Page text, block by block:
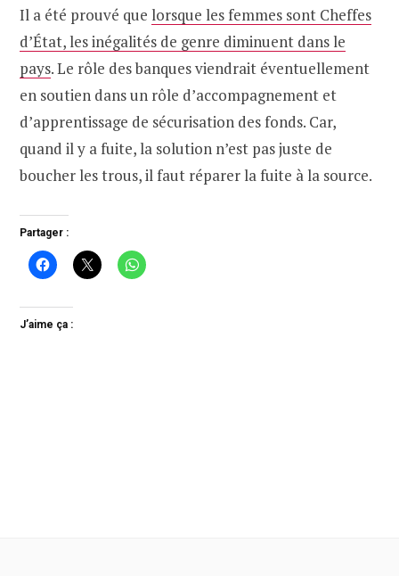
Il a été prouvé que lorsque les femmes sont Cheffes
d’État, les inégalités de genre diminuent dans le
pays. Le rôle des banques viendrait éventuellement
en soutien dans un rôle d’accompagnement et
d’apprentissage de sécurisation des fonds. Car,
quand il y a fuite, la solution n’est pas juste de
boucher les trous, il faut réparer la fuite à la source.
Partager :
J’aime ça :